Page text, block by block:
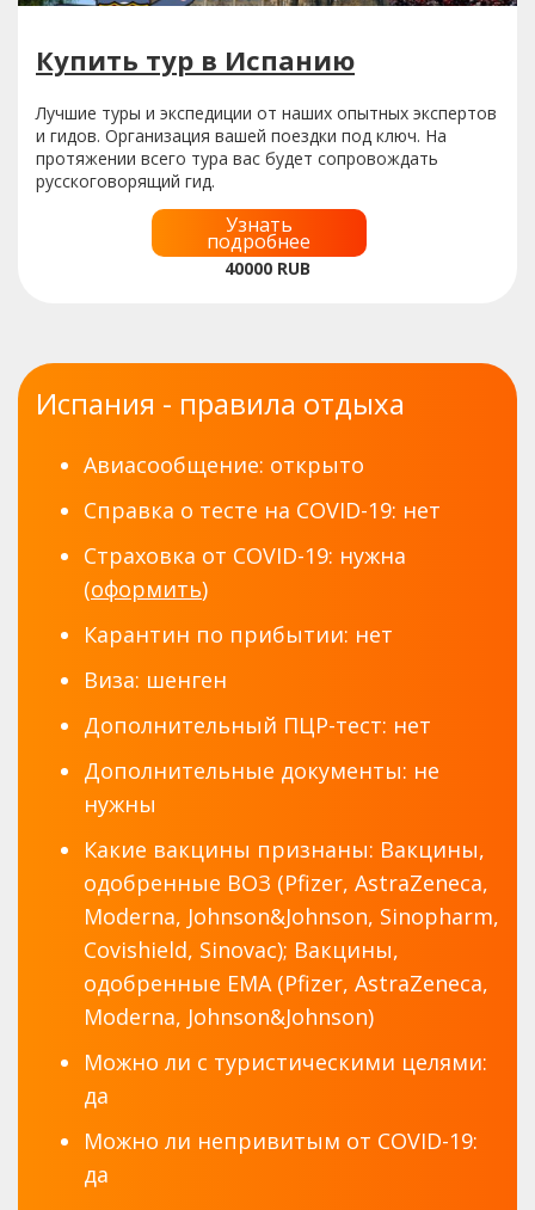
Купить тур в Испанию
Лучшие туры и экспедиции от наших опытных экспертов
и гидов. Организация вашей поездки под ключ. На
протяжении всего тура вас будет сопровождать
русскоговорящий гид.
Узнать
подробнее
40000 RUB
Испания - правила отдыха
Авиасообщение: открыто
Справка о тесте на COVID-19: нет
Страховка от COVID-19: нужна
(оформить)
Карантин по прибытии: нет
Виза: шенген
Дополнительный ПЦР-тест: нет
Дополнительные документы: не
нужны
Какие вакцины признаны: Вакцины,
одобренные ВОЗ (Pfizer, AstraZeneca,
Moderna, Johnson&Johnson, Sinopharm,
Covishield, Sinovac); Вакцины,
одобренные EMA (Pfizer, AstraZeneca,
Moderna, Johnson&Johnson)
Можно ли с туристическими целями:
да
Можно ли непривитым от COVID-19:
да